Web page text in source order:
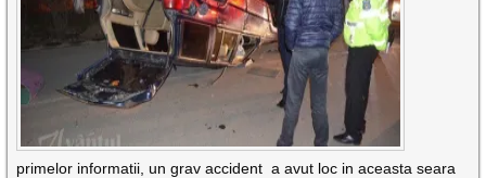
primelor informatii, un grav accident a avut loc in aceasta seara